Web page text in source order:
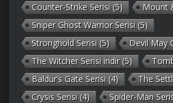
Counter-Strike Serisi (5) Mount
Sniper Ghost Warrior Serisi (5)
Stronghold Serisi (5) Devil May
The Witcher Serisi indir(5)
Baldur’s Gate Serisi (4) The
Crysis Serisi (4) Spider-Man